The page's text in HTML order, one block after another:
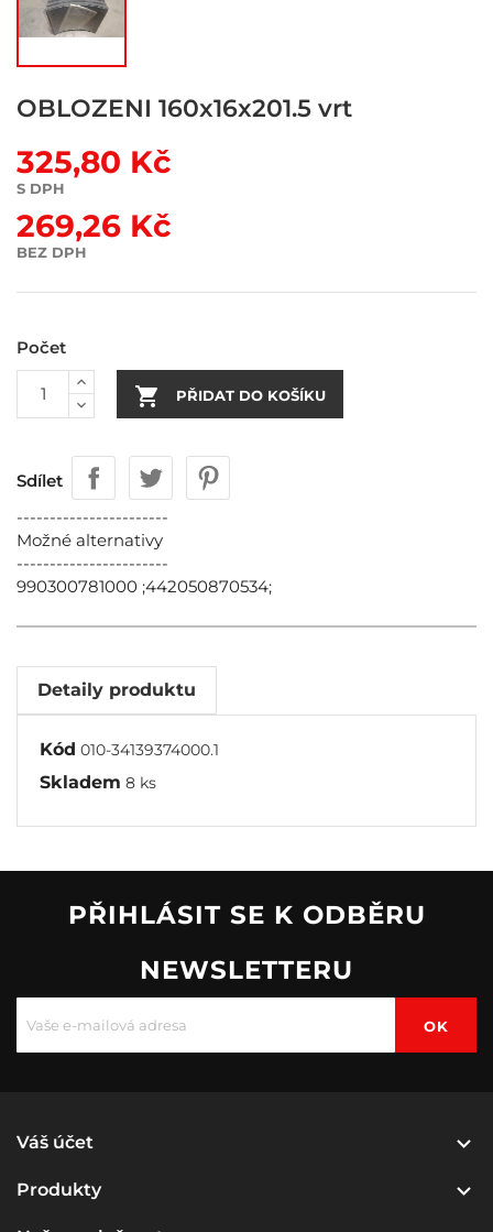
OBLOZENI 160x16x201.5 vrt
325,80 Kč
S DPH
269,26 Kč
BEZ DPH
Počet
 PŘIDAT DO KOŠÍKU
Sdílet
-----------------------
Možné alternativy
-----------------------
990300781000 ;442050870534;
Detaily produktu
Kód 010-34139374000.1
Skladem 8 ks
PŘIHLÁSIT SE K ODBĚRU
NEWSLETTERU
Váš účet 
Produkty 